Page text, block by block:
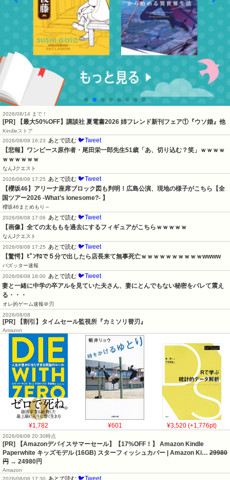
2026/08/14 まで！
[PR] 【最大50%OFF】講談社 夏電書2026 姉フレンド新刊フェア①『ウソ婚』他
Kindleストア
2026/08/08 16:23
あとで読む 🐦Tweet
【悲報】ワンピース原作者・尾田栄一郎先生51歳「あ、切り込む？笑」ｗｗｗｗ
ｗｗｗｗｗｗ
なんJクエスト
2026/08/08 17:25
あとで読む 🐦Tweet
【櫻坂46】アリーナ座席ブロック図も判明！広島公演、現地の様子がこちら【全
国ツアー2026 -What’s lonesome?- 】
櫻坂46まとめもり～
2026/08/08 17:06
あとで読む 🐦Tweet
【画像】全ての太ももを過去にするフィギュアがこちらｗｗｗｗｗ
なんJクエスト
2026/08/08 17:25
あとで読む 🐦Tweet
【驚愕】ﾋﾟﾝｻﾛで５分で出したら店長来て無事死亡ｗｗｗｗｗｗｗｗｗｗwwww
バズッター速報
2026/08/08 18:00
あとで読む 🐦Tweet
妻と一緒に中学の卒アルを見ていた夫さん、妻にとんでもない秘密をバレて震え
る・・・
オレ的ゲーム速報＠刃
2026/08/08
[PR] 【割引】タイムセール監視所『カミソリ替刃』
Amazon
¥1,782 ¥601 ¥3,520 (+1,776pt)
2026/08/08 20:30時点
[PR] 【Amazonデバイスサマーセール】【17%OFF！】 Amazon Kindle
Paperwhite キッズモデル (16GB) スターフィッシュカバー | Amazon Ki… 29980
円 → 24980円
Amazon
2026/08/08 17:30
あとで読む 🐦Tweet